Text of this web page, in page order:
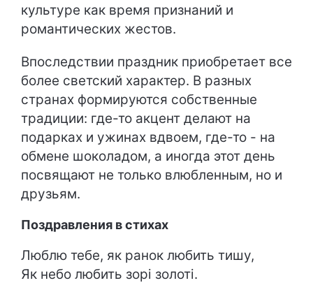
культуре как время признаний и
романтических жестов.
Впоследствии праздник приобретает все
более светский характер. В разных
странах формируются собственные
традиции: где-то акцент делают на
подарках и ужинах вдвоем, где-то - на
обмене шоколадом, а иногда этот день
посвящают не только влюбленным, но и
друзьям.
Поздравления в стихах
Люблю тебе, як ранок любить тишу,
Як небо любить зорі золоті.